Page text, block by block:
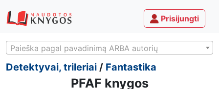
Prisijungti
Paieška pagal pavadinimą ARBA autorių
Detektyvai, trileriai / Fantastika
PFAF knygos